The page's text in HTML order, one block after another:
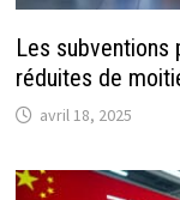
Les subventions
réduites de
avril 18, 2025